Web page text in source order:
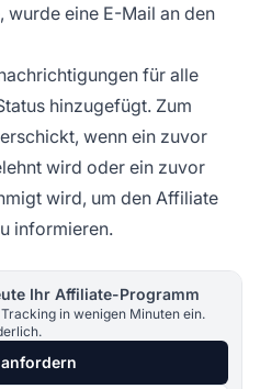
eine E-Mail an den
für alle
hinzugefügt. Zum
wenn ein zuvor
wird oder ein zuvor
wird, um den Affiliate
informieren.
Ihr Affiliate-Programm
in wenigen Minuten ein.